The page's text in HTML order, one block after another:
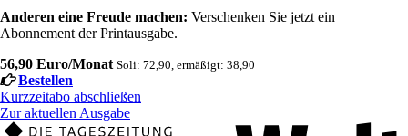
Anderen eine Freude machen: Verschenken Sie jetzt ein
Abonnement der Printausgabe.
56,90 Euro/Monat Soli: 72,90, ermäßigt: 38,90
Bestellen
Kurzzeitabo abschließen
Zur aktuellen Ausgabe